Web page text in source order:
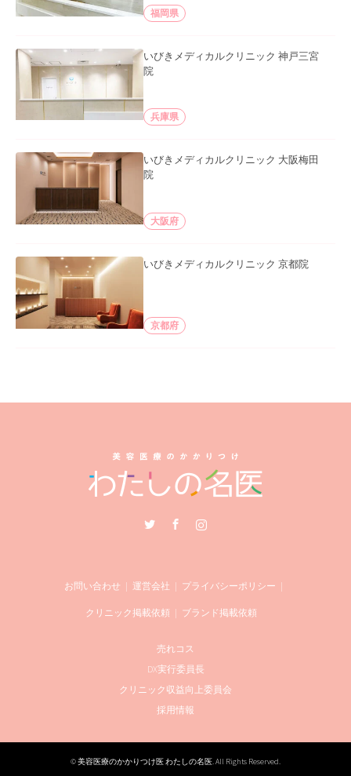
福岡県
いびきメディカルクリニック 神戸三宮
院
兵庫県
いびきメディカルクリニック 大阪梅田
院
大阪府
いびきメディカルクリニック 京都院
京都府
Instagram
お問い合わせ 運営会社 プライバシーポリシー
クリニック掲載依頼 ブランド掲載依頼
売れコス
DX実行委員長
クリニック収益向上委員会
採用情報
©美容医療のかかりつけ医 わたしの名医. All Rights Reserved.